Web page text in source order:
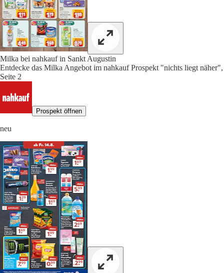
Milka bei nahkauf in Sankt Augustin
Entdecke das Milka Angebot im nahkauf Prospekt "nichts liegt näher",
Seite 2
Prospekt öffnen
neu